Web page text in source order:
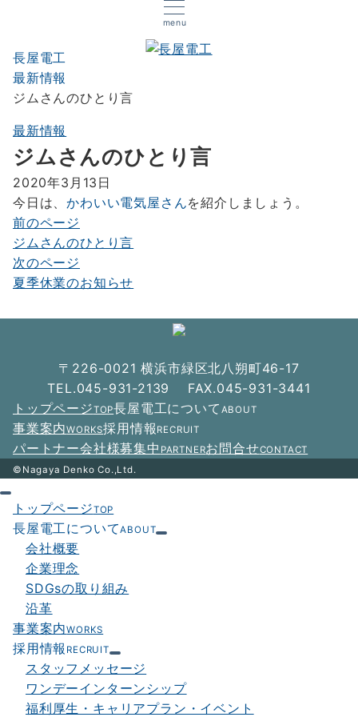
menu
長屋電工
最新情報
ジムさんのひとり言
最新情報
ジムさんのひとり言
2020年3月13日
今日は、かわいい電気屋さんを紹介しましょう。
投
稿
ナ
ョ
ン
前のページ
ジムさんのひとり言
次のページ
夏季休業のお知らせ
〒226-0021 横浜市緑区北八朔町46-17
TEL.045-931-2139 FAX.045-931-3441
トップページTOP長屋電工について ABOUT
事業案内WORKS採用情報 RECRUIT
パートナー会社様募集中 PARTNERお問合せCONTACT
©Nagaya Denko Co.,Ltd.
トップページTOP
長屋電工についてABOUT
会社概要
企業理念
SDGsの取り組み
沿革
事業案内WORKS
採用情報 RECRUIT
スタッフメッセージ
ワンデーインターンシップ
福利厚生・キャリアプラン・イベント